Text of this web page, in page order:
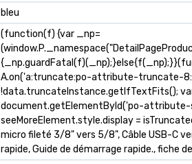
bleu
(function(f) {var _np=
A.on('a:truncate:po-attribute-truncate-
!data.truncateInstance.getIfTextFits();
document.getElementById('po-
seeMoreElement.style.display =
micro fileté 3/8" vers 5/8", Câble USB-C
rapide, Guide de démarrage rapide., fiche